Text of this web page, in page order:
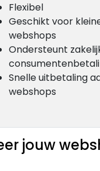
Flexibel
Geschikt voor
webshops
Ondersteunt
Snelle uitbetaling
webshops
jouw